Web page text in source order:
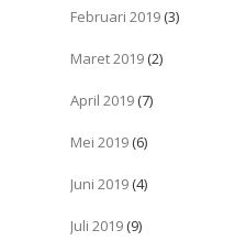
Februari 2019 (3)
Maret 2019 (2)
April 2019 (7)
Mei 2019 (6)
Juni 2019 (4)
Juli 2019 (9)